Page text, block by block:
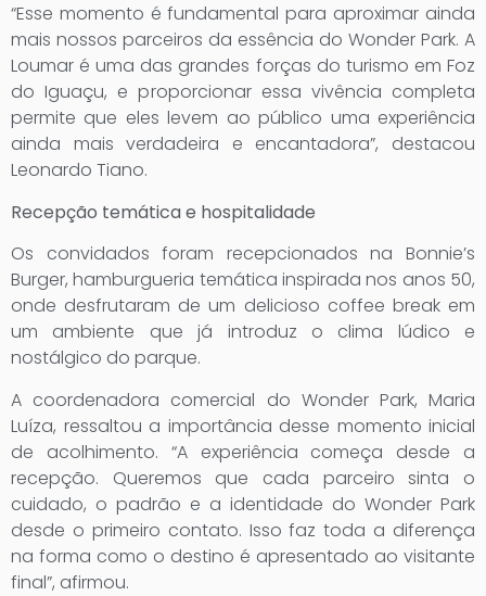
“Esse momento é fundamental para aproximar ainda
mais nossos parceiros da essência do Wonder Park. A
Loumar é uma das grandes forças do turismo em Foz
do Iguaçu, e proporcionar essa vivência completa
permite que eles levem ao público uma experiência
ainda mais verdadeira e encantadora”, destacou
Leonardo Tiano.
Recepção temática e hospitalidade
Os convidados foram recepcionados na Bonnie’s
Burger, hamburgueria temática inspirada nos anos 50,
onde desfrutaram de um delicioso coffee break em
um ambiente que já introduz o clima lúdico e
nostálgico do parque.
A coordenadora comercial do Wonder Park, Maria
Luíza, ressaltou a importância desse momento inicial
de acolhimento. “A experiência começa desde a
recepção. Queremos que cada parceiro sinta o
cuidado, o padrão e a identidade do Wonder Park
desde o primeiro contato. Isso faz toda a diferença
na forma como o destino é apresentado ao visitante
final”, afirmou.